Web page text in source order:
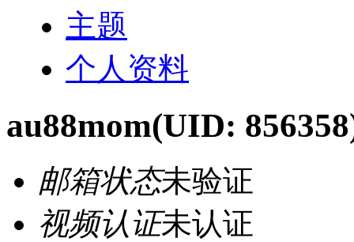
主题
个人资料
au88mom(UID:
邮箱状态未验证
视频认证未认证